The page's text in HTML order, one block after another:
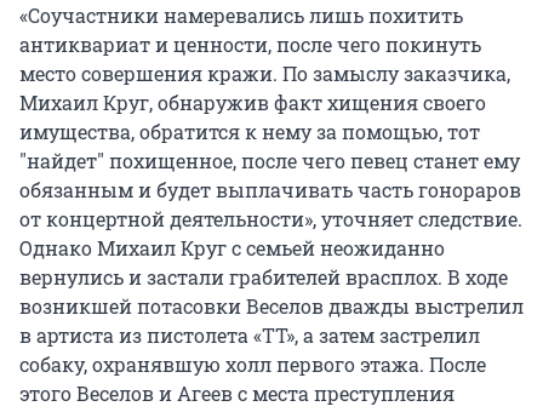
«Соучастники намеревались лишь похитить
антиквариат и ценности, после чего покинуть
место совершения кражи. По замыслу заказчика,
Михаил Круг, обнаружив факт хищения своего
имущества, обратится к нему за помощью, тот
"найдет" похищенное, после чего певец станет ему
обязанным и будет выплачивать часть гонораров
от концертной деятельности», уточняет следствие.
Однако Михаил Круг с семьей неожиданно
вернулись и застали грабителей врасплох. В ходе
возникшей потасовки Веселов дважды выстрелил
в артиста из пистолета «ТТ», а затем застрелил
собаку, охранявшую холл первого этажа. После
этого Веселов и Агеев с места преступления